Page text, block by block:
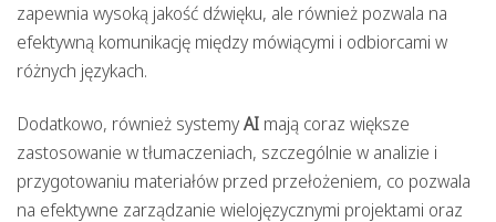
zapewnia wysoką jakość dźwięku, ale również pozwala na
efektywną komunikację między mówiącymi i odbiorcami w
różnych językach.
Dodatkowo, również systemyAI mają coraz większe
zastosowanie w tłumaczeniach, szczególnie w analizie i
przygotowaniu materiałów przed przełożeniem, co pozwala
na efektywne zarządzanie wielojęzycznymi projektami oraz